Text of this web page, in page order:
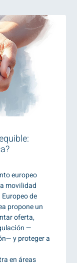
europeo
movilidad
de
propone un
oferta,
—
y proteger a
en áreas